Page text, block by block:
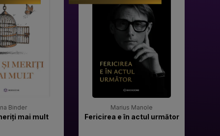
Binder
mai mult
Marius Manole
Fericirea e în actul următor